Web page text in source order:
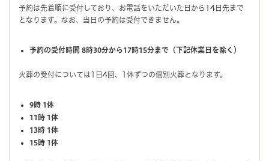
予約は先着順に受付しており、お電話をいただいた日から14日先まで
となります。なお、当日の予約は受付できません。
予約の受付時間 8時30分から17時15分まで（下記休業日を除く）
火葬の受付については1日4回、1体ずつの個別火葬となります。
9時 1体
11時 1体
13時 1体
15時 1体